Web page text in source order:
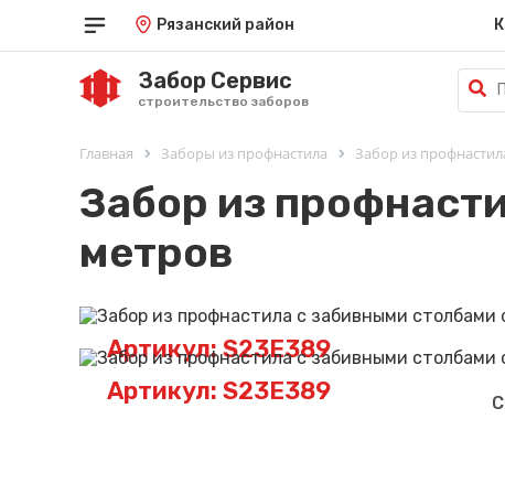
Рязанский район
Забор Сервис
строительство заборов
Главная Заборы из профнастила Забор из
Забор из
метров
Артикул: S23E389
Артикул: S23E389